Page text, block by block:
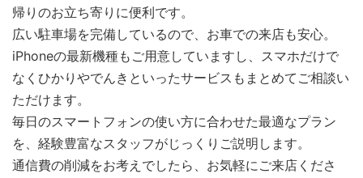
帰りのお立ち寄りに便利です。
広い駐車場を完備しているので、お車での来店も安心。
iPhoneの最新機種もご用意していますし、スマホだけで
なくひかりやでんきといったサービスもまとめてご相談い
ただけます。
毎日のスマートフォンの使い方に合わせた最適なプラン
を、経験豊富なスタッフがじっくりご説明します。
通信費の削減をお考えでしたら、お気軽にご来店くださ